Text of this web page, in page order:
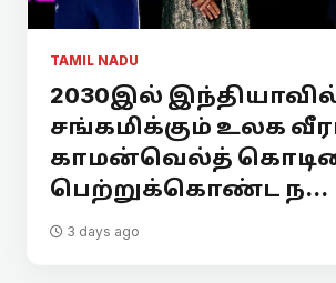
TAMIL NADU
2030இல்
சங்கமிக்கும் உலக
காமன்வெல்த்
பெற்றுக்கொண்ட ந...
3 days ago